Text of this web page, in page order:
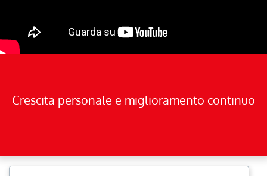
Crescita personale e miglioramento continuo